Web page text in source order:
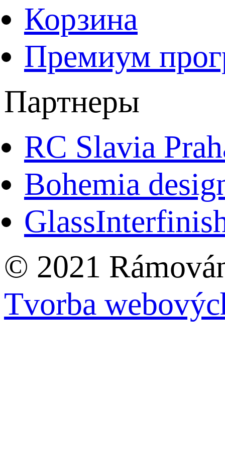
Корзина
Премиум
Партнеры
RC Slavia
Bohemia
© 2021
Tvorba